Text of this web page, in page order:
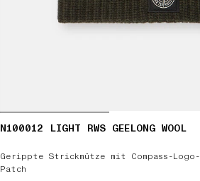
N100012 LIGHT RWS GEELONG WOOL
Gerippte Strickmütze mit Compass-Logo-
Patch